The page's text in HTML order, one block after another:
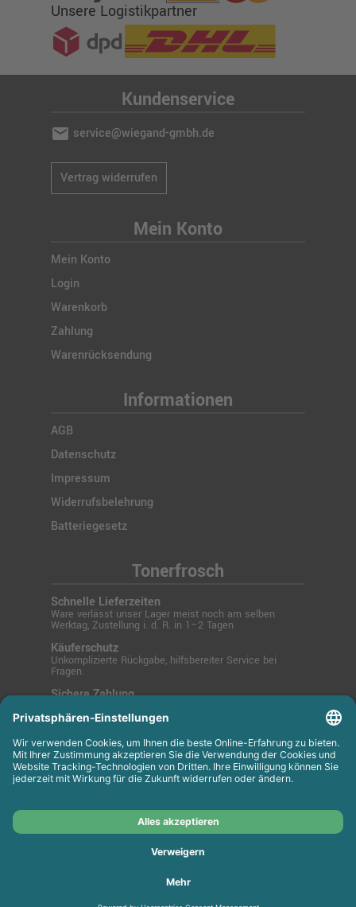
Unsere Logistikpartner
Kundenservice
mail service@wiegand-gmbh.de
Vertrag widerrufen
Mein Konto
Mein Konto
Login
Warenkorb
Zahlung
Warenrücksendung
Informationen
AGB
Datenschutz
Impressum
Widerrufsbelehrung
Batteriegesetz
Tonerfrosch
Schnelle Lieferzeiten
Ware verlässt unser Lager meist noch am selben
Werktag, Zustellung i. d. R. in 1–2 Tagen
Käuferschutz
Unkomplizierte Rückgabe, hilfsbereiter Service bei
Fragen.
Sichere Zahlung
oder Rechnung.
© 2025 Tonerfrosch.de - Zuverlässige Drucklösungen
für Büro und Zuhause